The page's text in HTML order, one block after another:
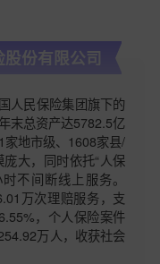
份有限公司
人民保险集团旗下的
末总资产达5782.5亿
家地市级、1608家县/
大，同时依托“人保
不间断线上服务。
万次理赔服务，支
，个人保险案件
万人，收获社会